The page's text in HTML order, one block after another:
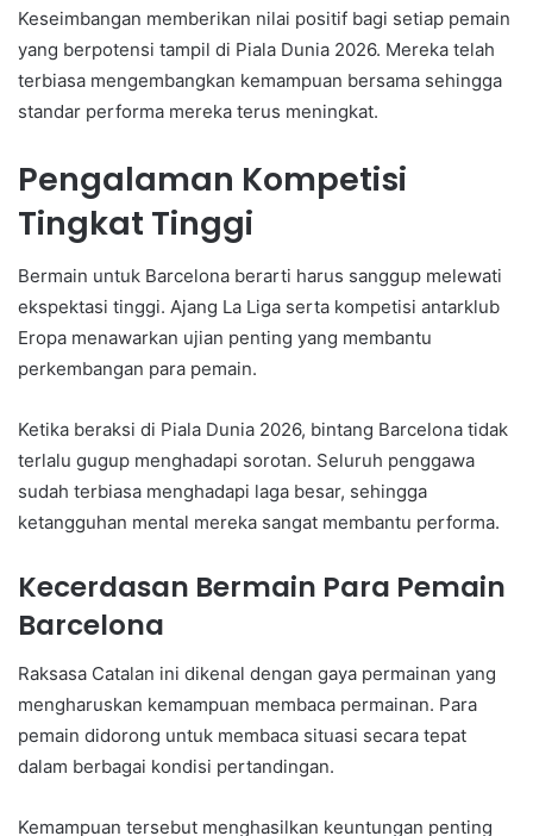
Keseimbangan memberikan nilai positif bagi setiap pemain
yang berpotensi tampil di Piala Dunia 2026. Mereka telah
terbiasa mengembangkan kemampuan bersama sehingga
standar performa mereka terus meningkat.
Pengalaman Kompetisi
Tingkat Tinggi
Bermain untuk Barcelona berarti harus sanggup melewati
ekspektasi tinggi. Ajang La Liga serta kompetisi antarklub
Eropa menawarkan ujian penting yang membantu
perkembangan para pemain.
Ketika beraksi di Piala Dunia 2026, bintang Barcelona tidak
terlalu gugup menghadapi sorotan. Seluruh penggawa
sudah terbiasa menghadapi laga besar, sehingga
ketangguhan mental mereka sangat membantu performa.
Kecerdasan Bermain Para Pemain
Barcelona
Raksasa Catalan ini dikenal dengan gaya permainan yang
mengharuskan kemampuan membaca permainan. Para
pemain didorong untuk membaca situasi secara tepat
dalam berbagai kondisi pertandingan.
Kemampuan tersebut menghasilkan keuntungan penting